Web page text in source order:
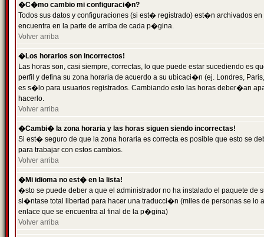
�C�mo cambio mi configuraci�n?
Todos sus datos y configuraciones (si est� registrado) est�n archivados
encuentra en la parte de arriba de cada p�gina.
Volver arriba
�Los horarios son incorrectos!
Las horas son, casi siempre, correctas, lo que puede estar sucediendo es
perfil y defina su zona horaria de acuerdo a su ubicaci�n (ej. Londres,
es s�lo para usuarios registrados. Cambiando esto las horas deber�an
hacerlo.
Volver arriba
�Cambi� la zona horaria y las horas siguen siendo incorrectas!
Si est� seguro de que la zona horaria es correcta es posible que esto se
para trabajar con estos cambios.
Volver arriba
�Mi idioma no est� en la lista!
�sto se puede deber a que el administrador no ha instalado el paquete
si�ntase total libertad para hacer una traducci�n (miles de personas se
enlace que se encuentra al final de la p�gina)
Volver arriba